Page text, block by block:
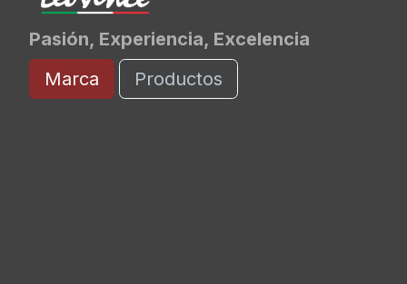
Pasión, Experiencia, Excelencia
Marca
Productos